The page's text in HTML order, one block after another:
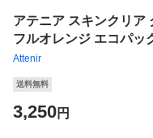
アテニア スキンクリア
フルオレンジ エコパッ
Attenir
送料無料
3,250円